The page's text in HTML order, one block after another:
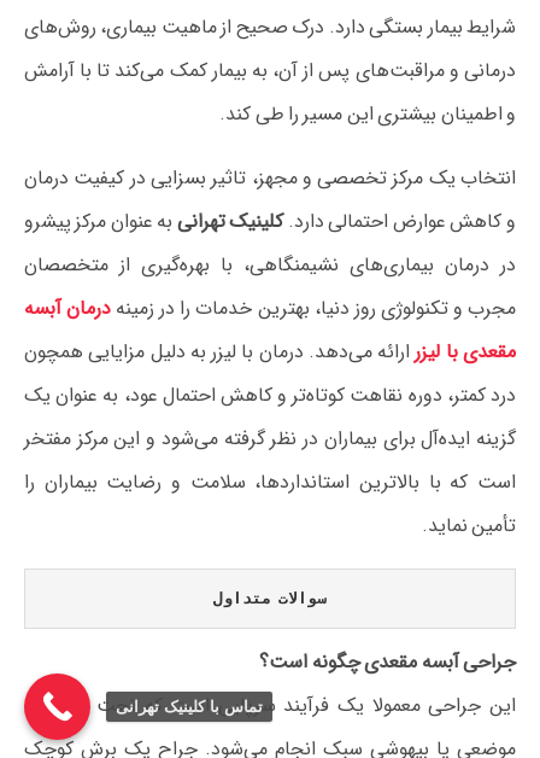
شرایط بیمار بستگی دارد. درک صحیح از ماهیت بیماری، روش‌های
درمانی و مراقبت‌های پس از آن، به بیمار کمک می‌کند تا با آرامش
و اطمینان بیشتری این مسیر را طی کند.
انتخاب یک مرکز تخصصی و مجهز، تاثیر بسزایی در کیفیت درمان
و کاهش عوارض احتمالی دارد.کلینیک تهرانی به عنوان مرکز پیشرو
در درمان بیماری‌های نشیمنگاهی، با بهره‌گیری از متخصصان
مجرب و تکنولوژی روز دنیا، بهترین خدمات را در زمینه درمان آبسه
مقعدی با لیزر ارائه می‌دهد. درمان با لیزر به دلیل مزایایی همچون
درد کمتر، دوره نقاهت کوتاه‌تر و کاهش احتمال عود، به عنوان یک
گزینه ایده‌آل برای بیماران در نظر گرفته می‌شود و این مرکز مفتخر
است که با بالاترین استانداردها، سلامت و رضایت بیماران را
تأمین نماید.
سوالات متداول
جراحی آبسه مقعدی چگونه است؟
این جراحی معمولا یک فرآیند سرپایی است که تحت بی‌حسی
موضعی یا بیهوشی سبک انجام می‌شود. جراح یک برش کوچک
تماس با کلینیک تهرانی